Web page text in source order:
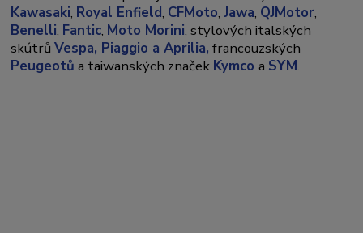
Kawasaki, Royal Enfield, CFMoto,Jawa, QJMotor,
Benelli, Fantic, Moto Morini, stylových italských
skútrůVespa, Piaggio a Aprilia, francouzských
Peugeotů a taiwanských značek Kymcoa SYM.